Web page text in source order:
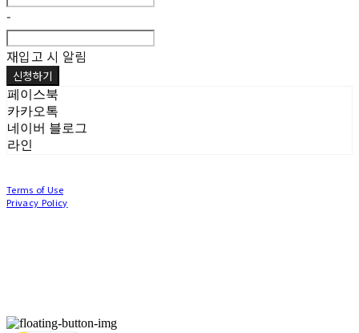
-
재입고 시 알림
신청하기
페이스북
카카오톡
네이버 블로그
라인
Terms of Use
Privacy Policy